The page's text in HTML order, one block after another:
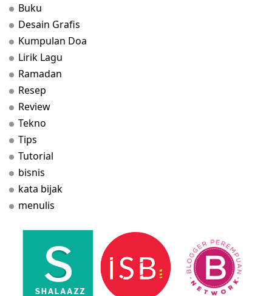
Buku
Desain Grafis
Kumpulan Doa
Lirik Lagu
Ramadan
Resep
Review
Tekno
Tips
Tutorial
bisnis
kata bijak
menulis